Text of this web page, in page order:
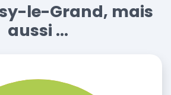
le-Grand, mais
aussi ...